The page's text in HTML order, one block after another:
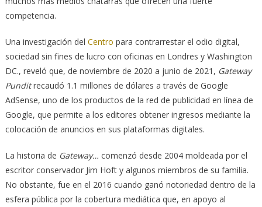
competencia.
Una investigación del Centro para contrarrestar el odio digital,
sociedad sin fines de lucro con oficinas en Londres y Washington
DC., reveló que, de noviembre de 2020 a junio de 2021, Gateway
Punditrecaudó 1.1 millones de dólares a través de Google
AdSense, uno de los productos de la red de publicidad en línea de
Google, que permite a los editores obtener ingresos mediante la
colocación de anuncios en sus plataformas digitales.
La historia de Gateway… comenzó desde 2004 moldeada por el
escritor conservador Jim Hoft y algunos miembros de su familia.
No obstante, fue en el 2016 cuando ganó notoriedad dentro de la
esfera pública por la cobertura mediática que, en apoyo al